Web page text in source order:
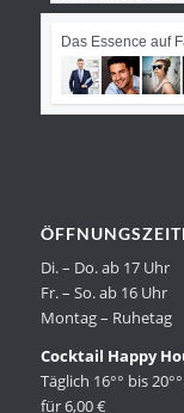
Das Essence auf
Di. – Do. ab 17 Uhr
Fr. – So. ab 16 Uhr
Montag – Ruhetag
Cocktail Happy
Täglich 16°° bis
für 6,00 €